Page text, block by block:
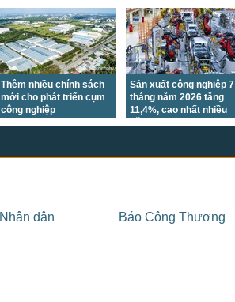
Thêm nhiều chính sách
mới cho phát triển cụm
công nghiệp
Sản xuất công nghiệp 7
tháng năm 2026 tăng
11,4%, cao nhất nhiều
Nhân dân Báo Công Thương